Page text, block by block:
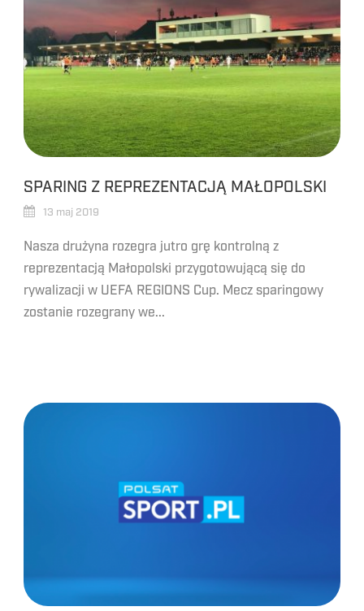
SPARING Z REPREZENTACJĄ MAŁOPOLSKI
13 maj 2019
Nasza drużyna rozegra jutro grę kontrolną z
reprezentacją Małopolski przygotowującą się do
rywalizacji w UEFA REGIONS Cup. Mecz sparingowy
zostanie rozegrany we...